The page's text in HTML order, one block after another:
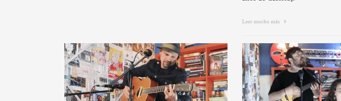
Leer mucho más